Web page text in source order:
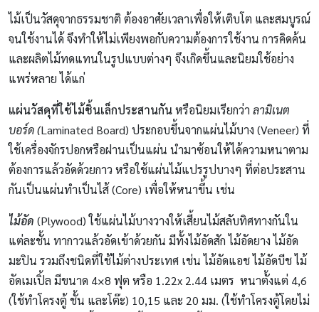
ไม้เป็นวัสดุจากธรรมชาติ ต้องอาศัยเวลาเพื่อให้เติบโต และสมบูรณ์
จนใช้งานได้ จึงทำให้ไม่เพียงพอกับความต้องการใช้งาน การคิดค้น
และผลิตไม้ทดแทนในรูปแบบต่างๆ จึงเกิดขึ้นและนิยมใช้อย่าง
แพร่หลาย ได้แก่
แผ่นวัสดุที่ใช้ไม้ชิ้นเล็กประสานกันหรือนิยมเรียกว่า ลามิเนต
บอร์ด (Laminated Board) ประกอบขึ้นจากแผ่นไม้บาง (Veneer) ที่
ใช้เครื่องจักรปอกหรือฝานเป็นแผ่น นำมาซ้อนให้ได้ความหนาตาม
ต้องการแล้วอัดด้วยกาว หรือใช้แผ่นไม้แปรรูปบางๆ ที่ต่อประสาน
กันเป็นแผ่นทำเป็นไส้ (Core) เพื่อให้หนาขึ้น เช่น
ไม้อัด (Plywood) ใช้แผ่นไม้บางวางให้เสี้ยนไม้สลับทิศทางกันใน
แต่ละชั้น ทากาวแล้วอัดเข้าด้วยกัน มีทั้งไม้อัดสัก ไม้อัดยาง ไม้อัด
มะปิน รวมถึงชนิดที่ใช้ไม้ต่างประเทศ เช่น ไม้อัดแอช ไม้อัดบีช ไม้
อัดเมเปิ้ล มีขนาด 4×8 ฟุต หรือ 1.22x 2.44 เมตร หนาตั้งแต่ 4,6
(ใช้ทำโครงตู้ ชั้น และโต๊ะ) 10,15 และ 20 มม. (ใช้ทำโครงตู้โดยไม่